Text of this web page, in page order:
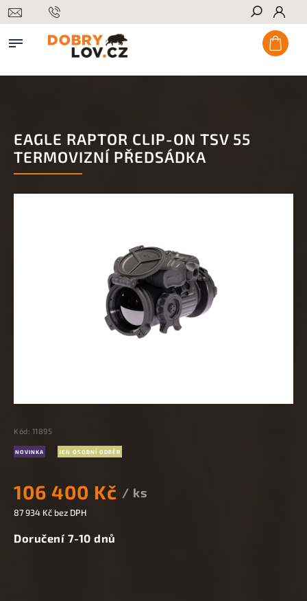
Hledat
EAGLE RAPTOR CLIP-ON TSV 55
TERMOVIZNÍ PŘEDSÁDKA
Kód: 11895
NOVINKA JEN OSOBNÍ ODBĚR
106 400 Kč / ks
87 934 Kč bez DPH
Doručení 7-10 dnů